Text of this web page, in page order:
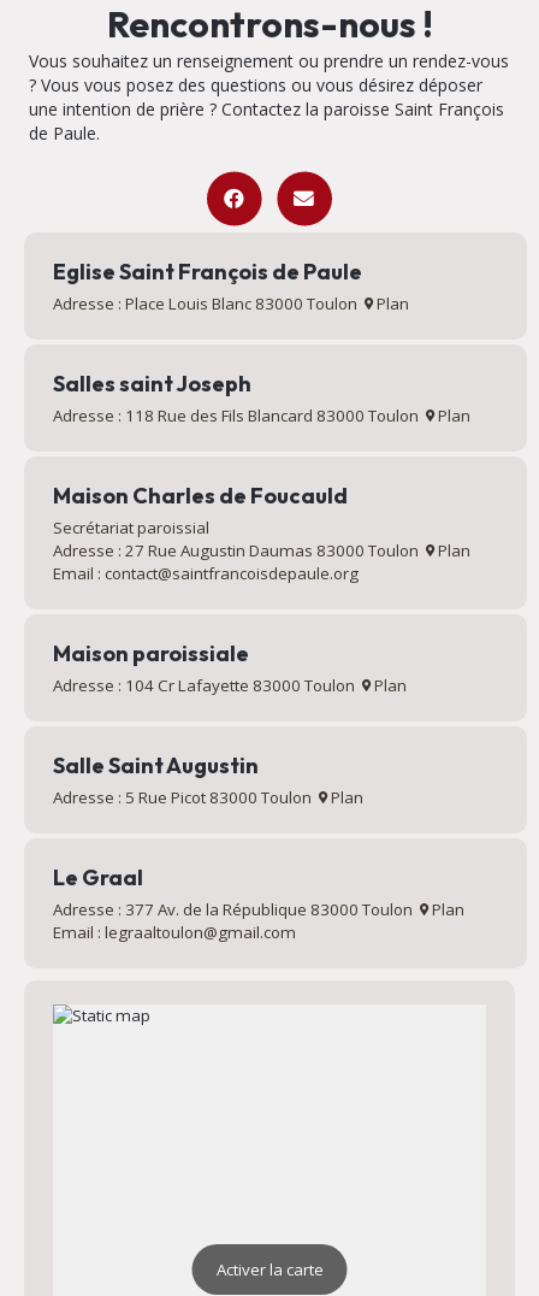
Rencontrons-nous !
Vous souhaitez un renseignement ou prendre un rendez-vous
? Vous vous posez des questions ou vous désirez déposer
une intention de prière ? Contactez la paroisse Saint François
de Paule.
Eglise Saint François de Paule
Adresse : Place Louis Blanc 83000 Toulon Plan
Salles saint Joseph
Adresse : 118 Rue des Fils Blancard 83000 Toulon Plan
Maison Charles de Foucauld
Secrétariat paroissial
Adresse : 27 Rue Augustin Daumas 83000 Toulon
Plan
Email : contact@saintfrancoisdepaule.org
Maison paroissiale
Adresse : 104 Cr Lafayette 83000 Toulon Plan
Salle Saint Augustin
Adresse : 5 Rue Picot 83000 Toulon Plan
Le Graal
Adresse : 377 Av. de la République 83000 Toulon
Plan
Email : legraaltoulon@gmail.com
Activer la carte